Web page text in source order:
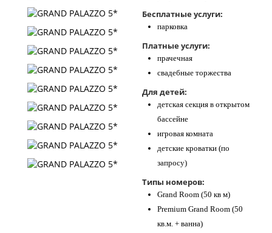
Бесплатные услуги:
парковка
Платные услуги:
прачечная
свадебные торжества
Для детей:
детская секция в открытом
бассейне
игровая комната
детские кроватки (по
запросу)
Типы номеров:
Grand Room (50 кв м)
Premium Grand Room (50
кв.м. + ванна)